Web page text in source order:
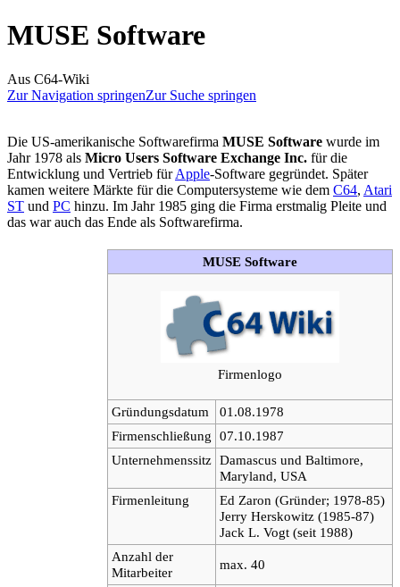
MUSE Software
Aus C64-Wiki
Zur Navigation springenZur Suche springen
Die US-amerikanische Softwarefirma MUSE Software wurde im
Jahr 1978 als Micro Users Software Exchange Inc. für die
Entwicklung und Vertrieb fürApple-Software gegründet. Später
kamen weitere Märkte für die Computersysteme wie dem C64, Atari
ST und PC hinzu. Im Jahr 1985 ging die Firma erstmalig Pleite und
das war auch das Ende als Softwarefirma.
MUSE Software
Firmenlogo
Gründungsdatum
01.08.1978
Firmenschließung 07.10.1987
Unternehmenssitz Damascus und Baltimore,
Maryland, USA
Firmenleitung
Ed Zaron (Gründer; 1978-85)
Jerry Herskowitz (1985-87)
Jack L. Vogt (seit 1988)
Anzahl der
Mitarbeiter
max. 40